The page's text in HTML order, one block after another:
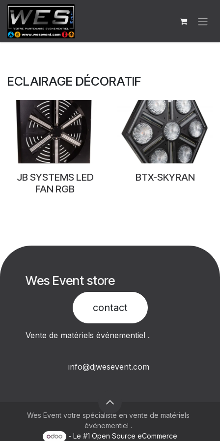
Se rendre au contenu
ECLAIRAGE DÉCORATIF
JB SYSTEMS LED
FAN RGB
BTX-SKYRAN
Wes Event store
contact​
Vente de matériels événementiel .
info@djwesevent.com
Wes Event votre spécialiste en vente de matériels
événementiel .
- Le #1Open Source eCommerce